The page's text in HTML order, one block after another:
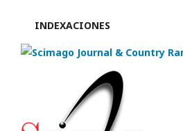
INDEXACIONES